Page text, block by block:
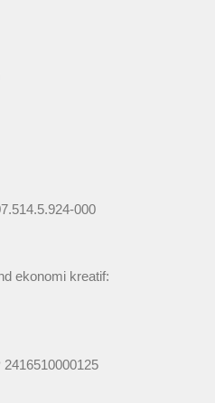
000
ekonomi kreatif: